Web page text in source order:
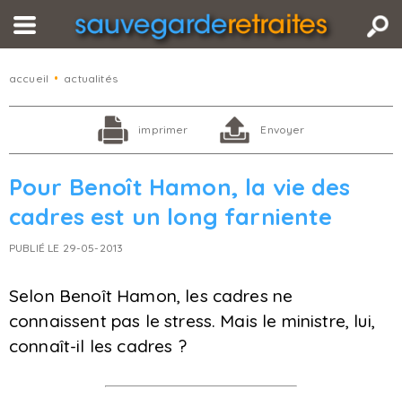
accueil • actualités
imprimer Envoyer
Pour Benoît Hamon, la vie des
cadres est un long farniente
PUBLIÉ LE 29-05-2013
Selon Benoît Hamon, les cadres ne
connaissent pas le stress. Mais le ministre, lui,
connaît-il les cadres ?